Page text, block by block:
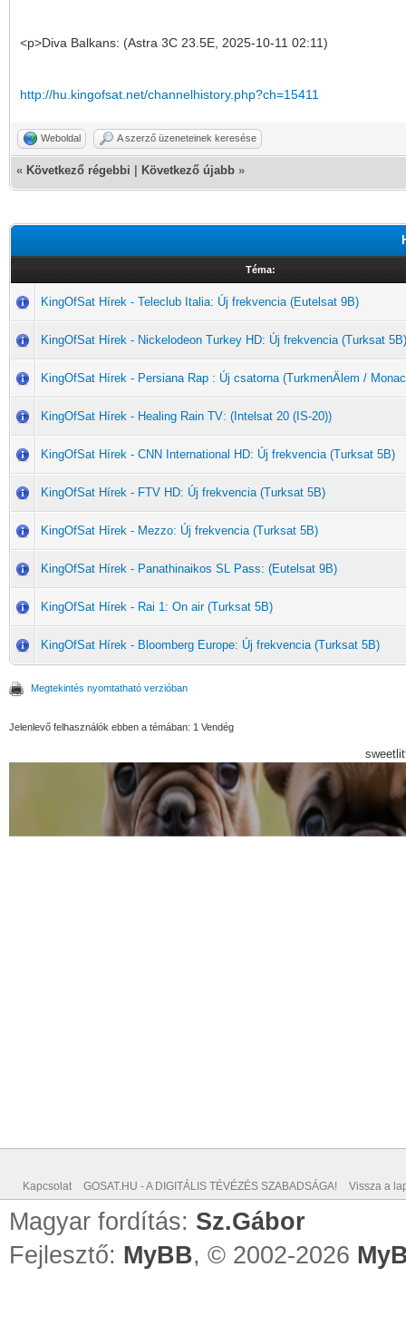
<p>Diva Balkans: (Astra 3C 23.5E, 2025-10-11 02:11)
http://hu.kingofsat.net/channelhistory.php?ch=15411
Weboldal A szerző üzeneteinek keresése
« Következő régebbi Következő újabb »
Téma:
KingOfSat Hírek - Teleclub Italia: Új frekvencia (Eutelsat 9B)
KingOfSat Hírek - Nickelodeon Turkey HD: Új frekvencia (Turksat 5B)
KingOfSat Hírek - Persiana Rap : Új csatorna (TurkmenÄlem /
KingOfSat Hírek - Healing Rain TV: (Intelsat 20 (IS-20))
KingOfSat Hírek - CNN International HD: Új frekvencia (Turksat 5B)
KingOfSat Hírek - FTV HD: Új frekvencia (Turksat 5B)
KingOfSat Hírek - Mezzo: Új frekvencia (Turksat 5B)
KingOfSat Hírek - Panathinaikos SL Pass: (Eutelsat 9B)
KingOfSat Hírek - Rai 1: On air (Turksat 5B)
KingOfSat Hírek - Bloomberg Europe: Új frekvencia (Turksat 5B)
Megtekintés nyomtatható verzióban
Jelenlevő felhasználók ebben a témában: 1 Vendég
Kapcsolat GOSAT.HU - A DIGITÁLIS TÉVÉZÉS SZABADSÁGA! Vissza a
Magyar fordítás: Sz.Gábor
Fejlesztő: MyBB, © 2002-2026